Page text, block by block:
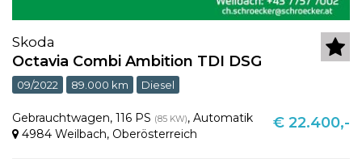
Skoda
Octavia Combi Ambition TDI DSG
09/2022 89.000 km Diesel
Gebrauchtwagen, 116 PS (85 KW), Automatik
4984 Weilbach, Oberösterreich
€ 22.400,-